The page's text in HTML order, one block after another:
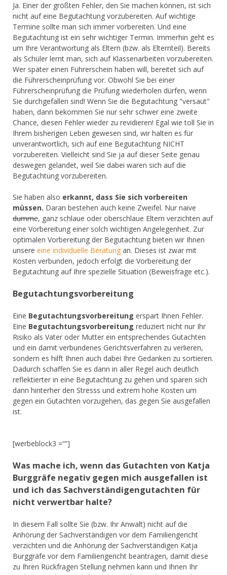
Ja. Einer der größten Fehler, den Sie machen können, ist sich
nicht auf eine Begutachtung vorzubereiten. Auf wichtige
Termine sollte man sich immer vorbereiten. Und eine
Begutachtung ist ein sehr wichtiger Termin. Immerhin geht es
um Ihre Verantwortung als Eltern (bzw. als Elternteil). Bereits
als Schüler lernt man, sich auf Klassenarbeiten vorzubereiten.
Wer später einen Führerschein haben will, bereitet sich auf
die Führerscheinprüfung vor. Obwohl Sie bei einer
Führerscheinprüfung die Prüfung wiederholen dürfen, wenn
Sie durchgefallen sind! Wenn Sie die Begutachtung "versaut"
haben, dann bekommen Sie nur sehr schwer eine zweite
Chance, diesen Fehler wieder zu revidieren! Egal wie toll Sie in
Ihrem bisherigen Leben gewesen sind, wir halten es für
unverantwortlich, sich auf eine Begutachtung NICHT
vorzubereiten. Vielleicht sind Sie ja auf dieser Seite genau
deswegen gelandet, weil Sie dabei waren sich auf die
Begutachtung vorzubereiten.
Sie haben also erkannt, dass Sie sich vorbereiten
müssen. Daran bestehen auch keine Zweifel. Nur naive
dumme, ganz schlaue oder oberschlaue Eltern verzichten auf
eine Vorbereitung einer solch wichtigen Angelegenheit. Zur
optimalen Vorbereitung der Begutachtung bieten wir Ihnen
unsere eine individuelle Beratungan. Dieses ist zwar mit
Kosten verbunden, jedoch erfolgt die Vorbereitung der
Begutachtung auf Ihre spezielle Situation (Beweisfrage etc.).
Begutachtungsvorbereitung
Eine Begutachtungsvorbereitung erspart Ihnen Fehler.
Eine Begutachtungsvorbereitung reduziert nicht nur Ihr
Risiko als Vater oder Mutter ein entsprechendes Gutachten
und ein damit verbundenes Gerichtsverfahren zu verlieren,
sondern es hilft Ihnen auch dabei Ihre Gedanken zu sortieren.
Dadurch schaffen Sie es dann in aller Regel auch deutlich
reflektierter in eine Begutachtung zu gehen und sparen sich
dann hinterher den Stresss und extrem hohe Kosten um
gegen ein Gutachten vorzugehen, das gegen Sie ausgefallen
ist.
[werbeblock3 =““]
Was mache ich, wenn das Gutachten von Katja
Burggräfe negativ gegen mich ausgefallen ist
und ich das Sachverständigengutachten für
nicht verwertbar halte?
In diesem Fall sollte Sie (bzw. Ihr Anwalt) nicht auf die
Anhörung der Sachverständigen vor dem Familiengericht
verzichten und die Anhörung der Sachverständigen Katja
Burggräfe vor dem Familiengericht beantragen, damit diese
zu Ihren Rückfragen Stellung nehmen kann und Ihnen Ihr